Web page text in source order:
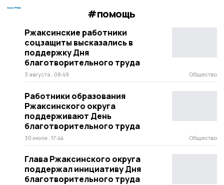
#помощь
Ржаксинские работники
соцзащиты высказались в
поддержку Дня
благотворительного труда
3 августа , 08:49 Общество
Работники образования
Ржаксинского округа
поддерживают День
благотворительного труда
30 июля , 17:44 Общество
Глава Ржаксинского округа
поддержал инициативу Дня
благотворительного труда